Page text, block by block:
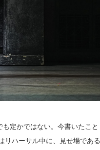
定かではない。今書いたこと
リハーサル中に、見せ場である